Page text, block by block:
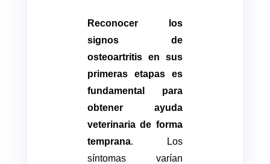
Reconocer los
signos de
osteoartritis en sus
primeras etapas es
fundamental para
obtener ayuda
veterinaria de forma
temprana. Los
síntomas varían